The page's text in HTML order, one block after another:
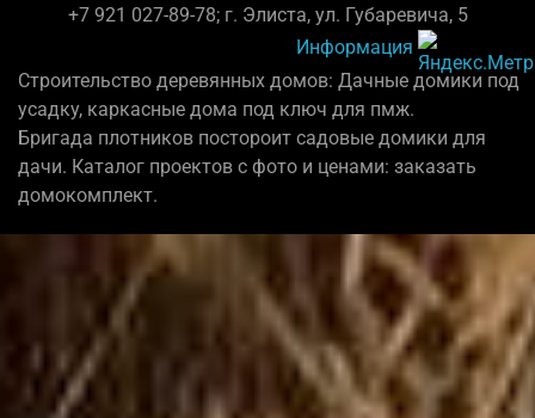
+7 921 027-89-78; г. Элиста, ул. Губаревича, 5
Информация
Строительство деревянных домов: Дачные домики под
усадку, каркасные дома под ключ для пмж.
Бригада плотников постороит садовые домики для
дачи. Каталог проектов с фото и ценами: заказать
домокомплект.